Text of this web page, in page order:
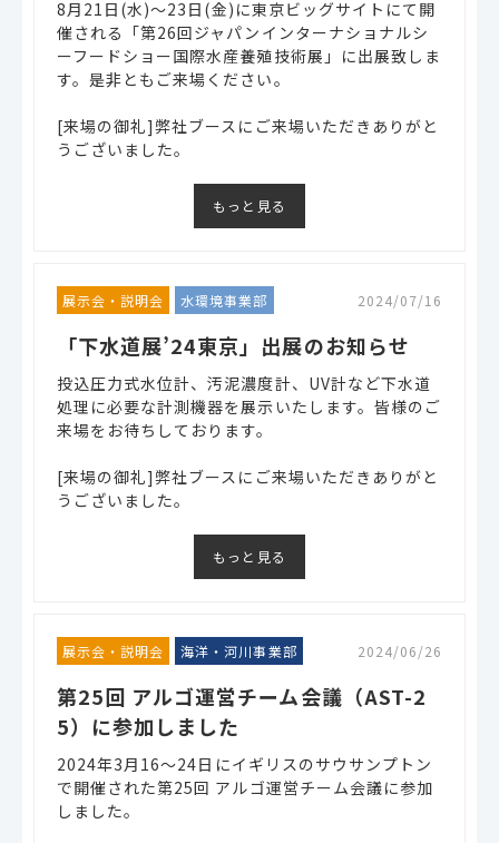
8月21日(水)～23日(金)に東京ビッグサイトにて開
催される「第26回ジャパンインターナショナルシ
ーフードショー国際水産養殖技術展」に出展致しま
す。是非ともご来場ください。
[来場の御礼]弊社ブースにご来場いただきありがと
うございました。
もっと見る
展示会・説明会 水環境事業部 2024/07/16
「下水道展’24東京」出展のお知らせ
投込圧力式水位計、汚泥濃度計、UV計など下水道
処理に必要な計測機器を展示いたします。皆様のご
来場をお待ちしております。
[来場の御礼]弊社ブースにご来場いただきありがと
うございました。
もっと見る
展示会・説明会 海洋・河川事業部 2024/06/26
第25回 アルゴ運営チーム会議（AST-2
5）に参加しました
2024年3月16～24日にイギリスのサウサンプトン
で開催された第25回 アルゴ運営チーム会議に参加
しました。